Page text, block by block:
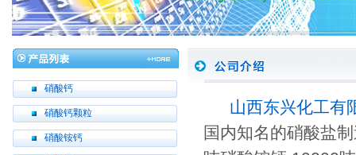
硝酸钙
硝酸钙颗粒
硝酸铵钙
山西东兴化工有
国内知名的硝酸盐